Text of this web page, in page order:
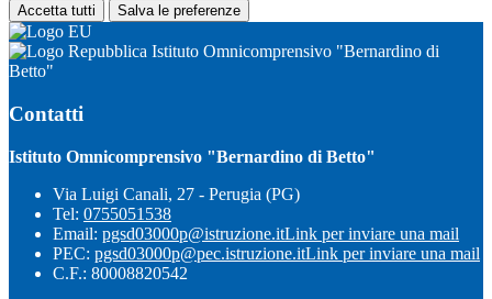
Accetta tutti Salva le preferenze
Istituto Omnicomprensivo "Bernardino di
Betto"
Contatti
Istituto Omnicomprensivo "Bernardino di Betto"
Via Luigi Canali, 27 - Perugia (PG)
Tel: 0755051538
Email: pgsd03000p@istruzione.itLink per inviare una mail
PEC: pgsd03000p@pec.istruzione.itLink per inviare una mail
C.F.: 80008820542